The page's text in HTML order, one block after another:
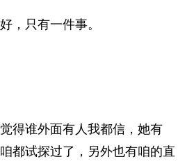
，只有一件事。
得谁外面有人我都信，她有
都试探过了，另外也有咱的直